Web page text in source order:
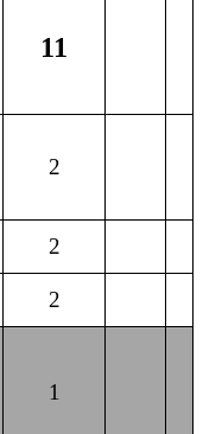
11
2
2
2
1